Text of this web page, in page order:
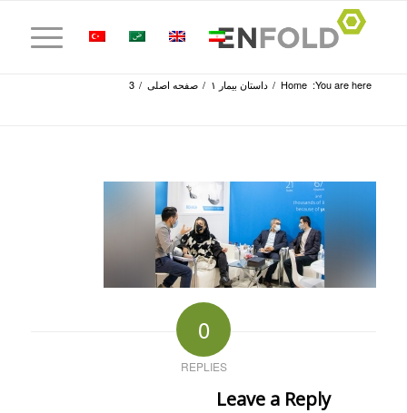
You are here:
Home
/ داستان بیمار ۱ / صفحه اصلی /
3
0
REPLIES
Leave a Reply